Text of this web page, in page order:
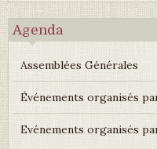
Agenda
Assemblées Générales
Événements organisés
Evénements organisés